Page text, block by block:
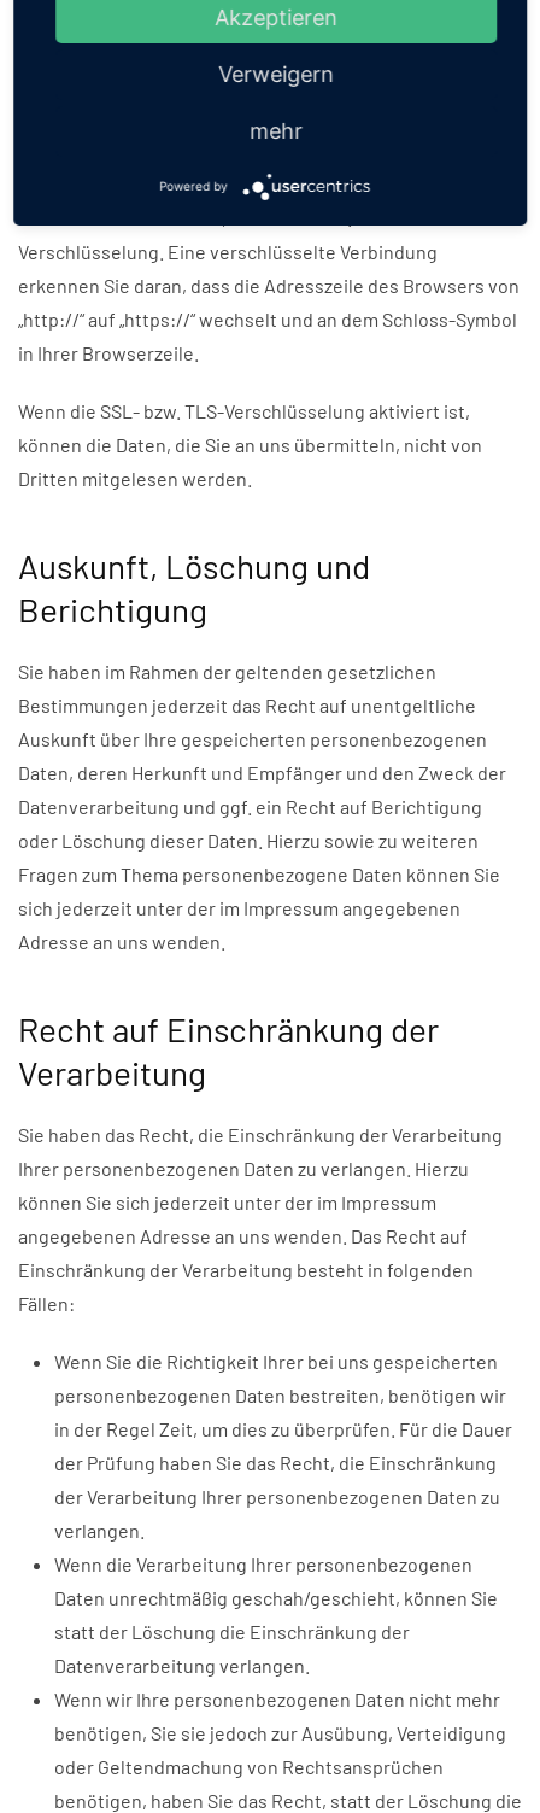
SSL- bzw. TLS-Verschlüsselung
Bestellungen oder Anfragen, die Sie an uns als
Verschlüsselung. Eine verschlüsselte Verbindung
erkennen Sie daran, dass die Adresszeile des Browsers von
„http://“ auf „https://“ wechselt und an dem Schloss-Symbol
in Ihrer Browserzeile.
Wenn die SSL- bzw. TLS-Verschlüsselung aktiviert ist,
können die Daten, die Sie an uns übermitteln, nicht von
Dritten mitgelesen werden.
Auskunft, Löschung und
Berichtigung
Sie haben im Rahmen der geltenden gesetzlichen
Bestimmungen jederzeit das Recht auf unentgeltliche
Auskunft über Ihre gespeicherten personenbezogenen
Daten, deren Herkunft und Empfänger und den Zweck der
Datenverarbeitung und ggf. ein Recht auf Berichtigung
oder Löschung dieser Daten. Hierzu sowie zu weiteren
Fragen zum Thema personenbezogene Daten können Sie
sich jederzeit unter der im Impressum angegebenen
Adresse an uns wenden.
Recht auf Einschränkung der
Verarbeitung
Sie haben das Recht, die Einschränkung der Verarbeitung
Ihrer personenbezogenen Daten zu verlangen. Hierzu
können Sie sich jederzeit unter der im Impressum
angegebenen Adresse an uns wenden. Das Recht auf
Einschränkung der Verarbeitung besteht in folgenden
Fällen:
Wenn Sie die Richtigkeit Ihrer bei uns gespeicherten
personenbezogenen Daten bestreiten, benötigen wir
in der Regel Zeit, um dies zu überprüfen. Für die Dauer
der Prüfung haben Sie das Recht, die Einschränkung
der Verarbeitung Ihrer personenbezogenen Daten zu
verlangen.
Wenn die Verarbeitung Ihrer personenbezogenen
Daten unrechtmäßig geschah/geschieht, können Sie
statt der Löschung die Einschränkung der
Datenverarbeitung verlangen.
Wenn wir Ihre personenbezogenen Daten nicht mehr
benötigen, Sie sie jedoch zur Ausübung, Verteidigung
oder Geltendmachung von Rechtsansprüchen
benötigen, haben Sie das Recht, statt der Löschung die
Akzeptieren
Verweigern
mehr
Powered by